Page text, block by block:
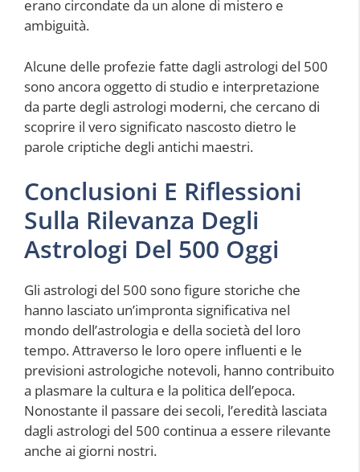
erano circondate da un alone di mistero e
ambiguità.
Alcune delle profezie fatte dagli astrologi del 500
sono ancora oggetto di studio e interpretazione
da parte degli astrologi moderni, che cercano di
scoprire il vero significato nascosto dietro le
parole criptiche degli antichi maestri.
Conclusioni E Riflessioni
Sulla Rilevanza Degli
Astrologi Del 500 Oggi
Gli astrologi del 500 sono figure storiche che
hanno lasciato un’impronta significativa nel
mondo dell’astrologia e della società del loro
tempo. Attraverso le loro opere influenti e le
previsioni astrologiche notevoli, hanno contribuito
a plasmare la cultura e la politica dell’epoca.
Nonostante il passare dei secoli, l’eredità lasciata
dagli astrologi del 500 continua a essere rilevante
anche ai giorni nostri.